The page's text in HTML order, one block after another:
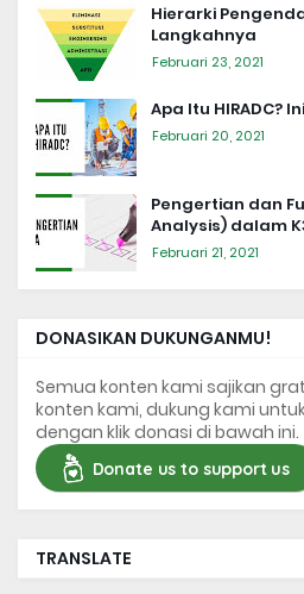
Hierarki
Langkahnya
Februari 23, 2021
Apa Itu HIRADC?
Februari 20, 2021
Pengertian dan
Analysis) dalam
Februari 21, 2021
DONASIKAN DUKUNGANMU!
Semua konten kami sajikan
konten kami, dukung kami
dengan klik donasi di bawah ini.
Donate us to support us
TRANSLATE